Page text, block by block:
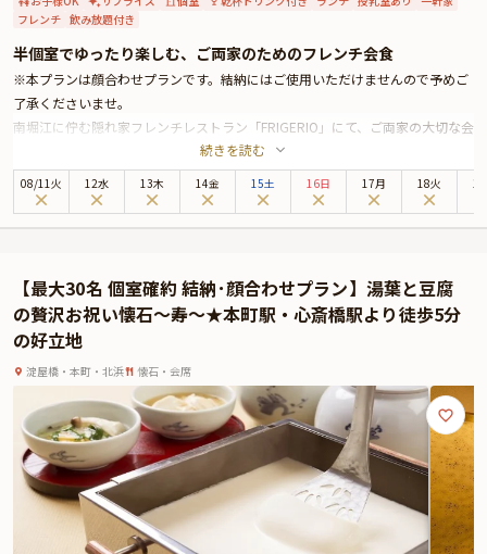
フレンチ 飲み放題付き
半個室でゆったり楽しむ、ご両家のためのフレンチ会食
※本プランは顔合わせプランです。結納にはご使用いただけませんので予めご
了承くださいませ。
南堀江に佇む隠れ家フレンチレストラン「FRIGERIO」にて、ご両家の大切な会
食のひとときをお楽しみいただけるワンランク上の顔合わせプランです。洗練
された空間で、落ち着いた雰囲気の中ゆったりとお食事をお楽しみいただけま
す。
お料理は、季節の食材を贅沢に使用したアップグレードフレンチコースをご用
意。オマール海老を使用した魚料理や、国産牛フィレ肉のロッシーニ風など、
特別な日にふさわしい逸品をご堪能いただけます。前菜からデザートまで、一
皿ごとに丁寧に仕立てた華やかなコースをお楽しみください。
南堀江の落ち着いた隠れ家空間で、ご両家の大切なご会食の時間を心ゆくまで
お過ごしください。
続きを読む
08/11火 12水 13木 14金 15土 16日 17月 18火
【最大30名 個室確約 結納･顔合わせプラン】湯葉と豆腐
の贅沢お祝い懐石～寿～★本町駅・心斎橋駅より徒歩5分
の好立地
淀屋橋・本町・北浜 懐石・会席